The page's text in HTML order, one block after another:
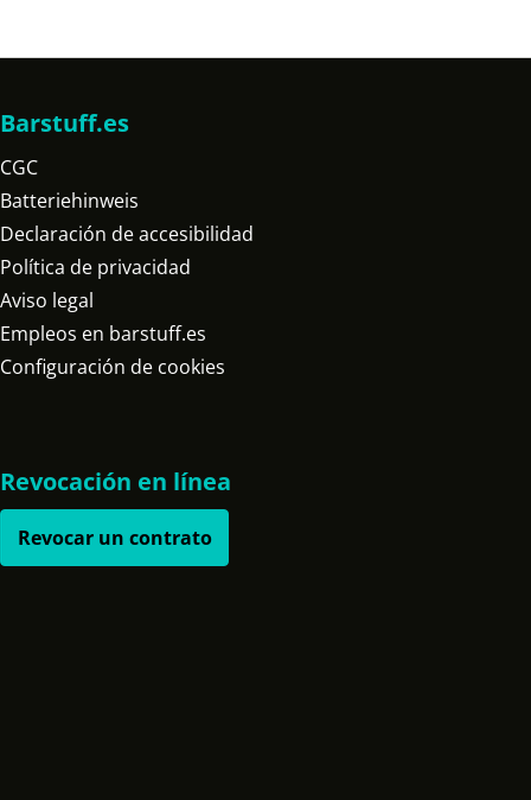
Barstuff.es
CGC
Batteriehinweis
Declaración de accesibilidad
Política de privacidad
Aviso legal
Empleos en barstuff.es
Configuración de cookies
Revocación en línea
Revocar un contrato